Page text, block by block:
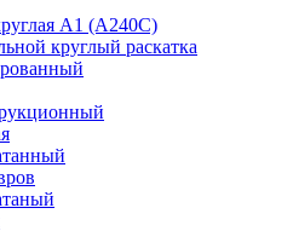
А1 (А240C)
круглый раскатка